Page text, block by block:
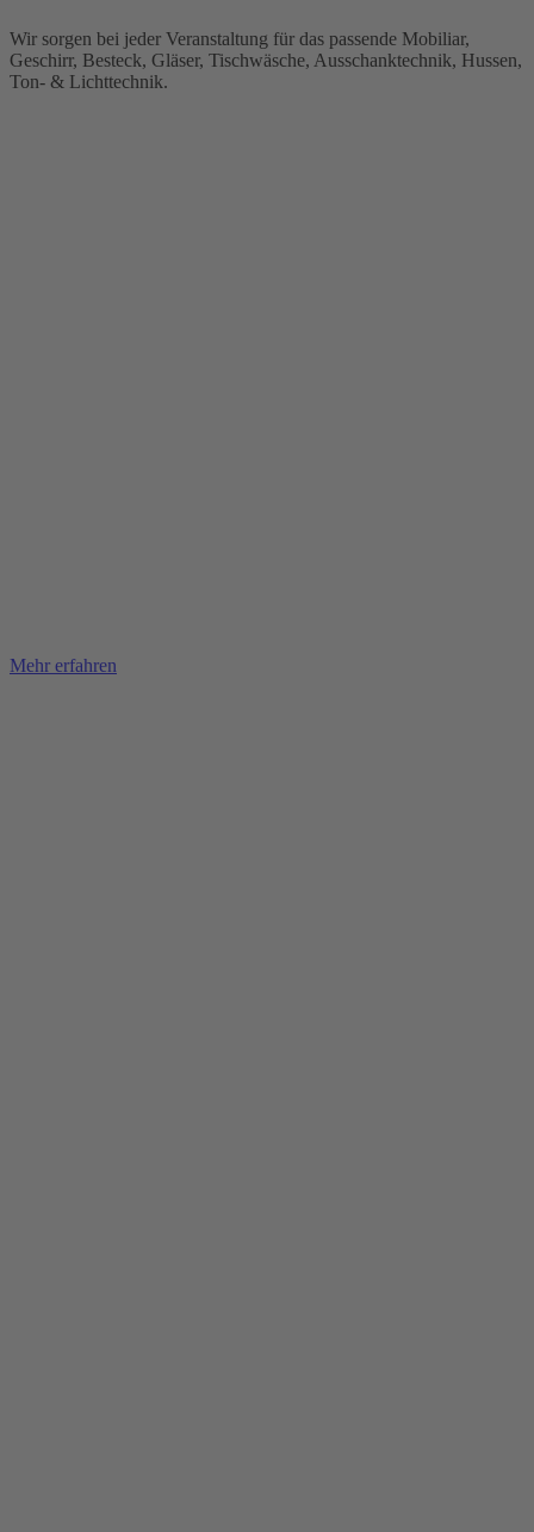
Wir sorgen bei jeder Veranstaltung für das passende Mobiliar,
Geschirr, Besteck, Gläser, Tischwäsche, Ausschanktechnik, Hussen,
Ton- & Lichttechnik.
Mehr erfahren